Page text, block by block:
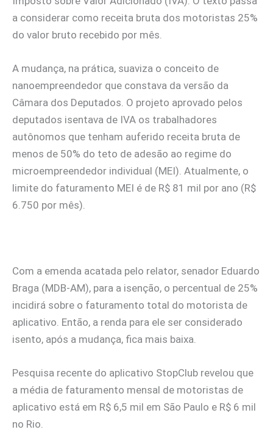
a considerar como receita bruta dos motoristas 25%
do valor bruto recebido por mês.
A mudança, na prática, suaviza o conceito de
nanoempreendedor que constava da versão da
Câmara dos Deputados. O projeto aprovado pelos
deputados isentava de IVA os trabalhadores
autônomos que tenham auferido receita bruta de
menos de 50% do teto de adesão ao regime do
microempreendedor individual (MEI). Atualmente, o
limite do faturamento MEI é de R$ 81 mil por ano (R$
6.750 por mês).
Com a emenda acatada pelo relator, senador Eduardo
Braga (MDB-AM), para a isenção, o percentual de 25%
incidirá sobre o faturamento total do motorista de
aplicativo. Então, a renda para ele ser considerado
isento, após a mudança, fica mais baixa.
Pesquisa recente do aplicativo StopClub revelou que
a média de faturamento mensal de motoristas de
aplicativo está em R$ 6,5 mil em São Paulo e R$ 6 mil
no Rio.